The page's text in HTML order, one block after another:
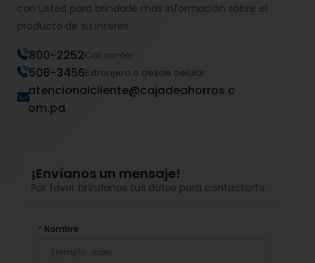
¡Envíanos un mensaje!
Por favor bríndanos tus datos para contactarte
* Nombre
con usted para brindarle más información sobre el
producto de su interés.
800-2252Call center
508-3456Extranjero o desde celular
atencionalcliente@cajadeahorros.c
om.pa